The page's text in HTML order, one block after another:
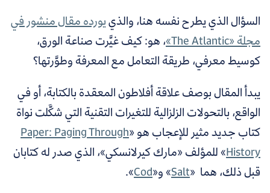
السؤال الذي يطرح نفسه هنا، والذييورده مقال منشور في
مجلة «The Atlantic»
، هو: كيف غيَّرت صناعة الورق،
كوسيط معرفي، طريقة التعامل مع المعرفة وطوَّرتها؟
يبدأ المقال بوصف علاقة أفلاطون المعقدة بالكتابة، أو في
الواقع، بالتحولات الزلزالية للتغيرات التقنية التي شكَّلت نواة
كتاب جديد مثير للإعجابهو «Paper: Paging Through
History» للمؤلف«مارك كيرلانسكي»،الذي صدر له كتابان
قبل ذلك، هما «
Salt» و«
Cod
».